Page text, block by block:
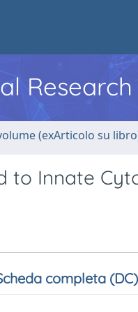
(exArticolo su
to Innate
completa (DC)